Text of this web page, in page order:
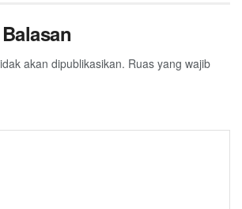
akan dipublikasikan. Ruas yang wajib